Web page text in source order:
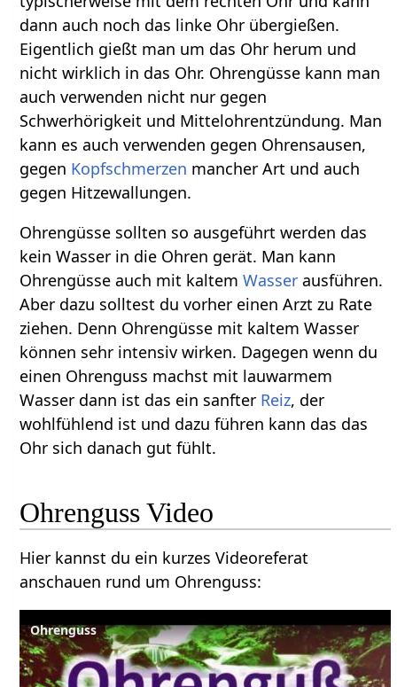
dann auch noch das linke Ohr übergießen.
Eigentlich gießt man um das Ohr herum und
nicht wirklich in das Ohr. Ohrengüsse kann man
auch verwenden nicht nur gegen
Schwerhörigkeit und Mittelohrentzündung. Man
kann es auch verwenden gegen Ohrensausen,
gegen Kopfschmerzen mancher Art und auch
gegen Hitzewallungen.
Ohrengüsse sollten so ausgeführt werden das
kein Wasser in die Ohren gerät. Man kann
Ohrengüsse auch mit kaltemWasser ausführen.
Aber dazu solltest du vorher einen Arzt zu Rate
ziehen. Denn Ohrengüsse mit kaltem Wasser
können sehr intensiv wirken. Dagegen wenn du
einen Ohrenguss machst mit lauwarmem
Wasser dann ist das ein sanfter Reiz, der
wohlfühlend ist und dazu führen kann das das
Ohr sich danach gut fühlt.
Ohrenguss Video
Hier kannst du ein kurzes Videoreferat
anschauen rund um Ohrenguss:
Ohrenguss